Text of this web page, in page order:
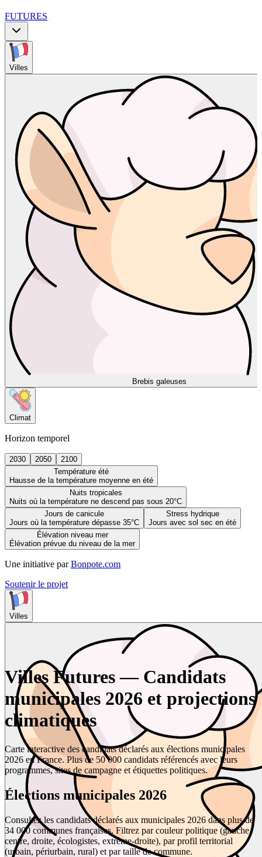
FUTURES
Villes
Brebis galeuses
Climat
Horizon temporel
2030 2050
2100
Température été
Hausse de la température moyenne en été
Nuits tropicales
Nuits où la température ne descend pas sous 20°C
Jours de canicule
Jours où la température dépasse 35°C
Stress hydrique
Jours avec sol sec en été
Élévation niveau mer
Élévation prévue du niveau de la mer
Une initiative par Bonpote.com
Soutenir le projet
Villes
Villes Futures — Candidats
municipales 2026 et projections
climatiques
Carte interactive des candidats déclarés aux élections municipales
2026 en France. Plus de 50 000 candidats référencés avec leurs
programmes, sites de campagne et étiquettes politiques.
Élections municipales 2026
Consultez les candidats déclarés aux municipales 2026 dans plus de
34 000 communes françaises. Filtrez par couleur politique (gauche,
centre, droite, écologistes, extrême-droite), par profil territorial
(urbain, périurbain, rural) et par taille de commune.